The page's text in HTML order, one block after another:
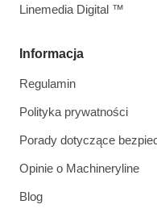
Informacja
Regulamin
Polityka prywatności
Porady dotyczące
Opinie o Machineryline
Blog
Linemedia Digital ™